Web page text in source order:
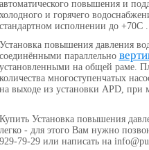
автоматического повышения и
холодного и горячего
стандартном исполнении до +70С .
Установка повышения давления
соединёнными параллельно
установленными на общей раме.
количества многоступенчатых
на выходе из установки APD,
Купить Установка повышения
легко - для этого Вам нужно
929-79-29 или написать на